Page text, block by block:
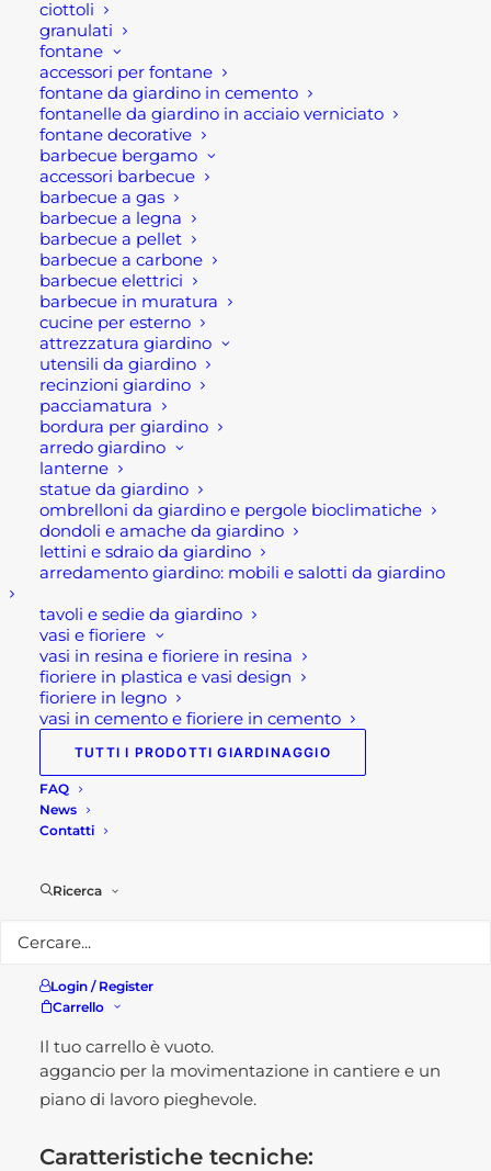
ciottoli
granulati
fontane
accessori per fontane
fontane da giardino in cemento
fontanelle da giardino in acciaio verniciato
fontane decorative
barbecue bergamo
accessori barbecue
barbecue a gas
barbecue a legna
barbecue a pellet
barbecue a carbone
barbecue elettrici
barbecue in muratura
cucine per esterno
attrezzatura giardino
utensili da giardino
recinzioni giardino
pacciamatura
bordura per giardino
arredo giardino
lanterne
statue da giardino
ombrelloni da giardino e pergole bioclimatiche
dondoli e amache da giardino
lettini e sdraio da giardino
arredamento giardino: mobili e salotti da giardino
tavoli e sedie da giardino
vasi e fioriere
vasi in resina e fioriere in resina
fioriere in plastica e vasi design
fioriere in legno
vasi in cemento e fioriere in cemento
TUTTI I PRODOTTI GIARDINAGGIO
FAQ
News
Contatti
Ricerca
Login / Register
Carrello
Il tuo carrello è vuoto.
BANCO
PER
LEGNO
BSL
315/350
quantità
SKU
UE0MSC
Categorie
ATTREZZI DA LAVORO
FERRAMENTA,FERRAMENTA E
UTENSILERIA
Brand
MARKER
Descrizione
Sega da banco per legno BSL
315/350
La sega da banco BSL 315/350 è una Segatrice
circolare a banco per legno della azienda italiana
Maker. Si tratta dunque, si una sega circolare da
banco BSL 315/350 a trasmissione a cinghia, per il
massimo rendimento del motore in servizio
continuo.
Inoltre, questa segatrice circolare da banco è
soprattutto robusta, affidabile e sicura. Pertanto, è
un banco sega adatto per il taglio di legno,
truciolare, compensato, tavole da cantiere, e
soprattutto per tutti i lavori di carpenteria e di
Infine, questa sega da banco professionale BSL
per effetuare tagli precisi. Mentre per la sicurezza
degli utilizzatori vi è una leva manuale per
regolazione dell’altezza di taglio e dei pratici fori di
aggancio per la movimentazione in cantiere e un
piano di lavoro pieghevole.
Caratteristiche tecniche: